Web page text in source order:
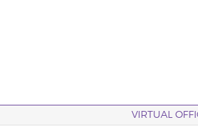
VIRTUAL